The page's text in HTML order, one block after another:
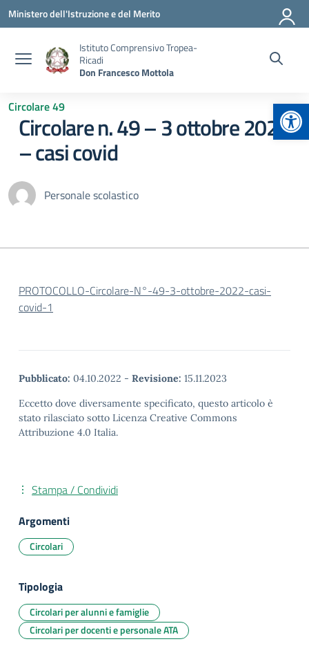
Vai ai contenuti
Vai al menu di navigazione
Vai al footer
Ministero dell'Istruzione e del Merito
Istituto Comprensivo Tropea-
Ricadi
Don Francesco Mottola
Circolare 49
Circolare n. 49 – 3 ottobre 2022
– casi covid
Personale scolastico
PROTOCOLLO-Circolare-N°-49-3-ottobre-2022-casi-
covid-1
Pubblicato: 04.10.2022 - Revisione: 15.11.2023
Eccetto dove diversamente specificato, questo articolo è
stato rilasciato sotto Licenza Creative Commons
Attribuzione 4.0 Italia.
Stampa / Condividi
Argomenti
Circolari
Tipologia
Circolari per alunni e famiglie
Circolari per docenti e personale ATA